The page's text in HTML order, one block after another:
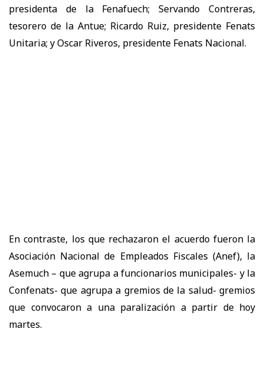
presidenta de la Fenafuech; Servando Contreras,
tesorero de la Antue; Ricardo Ruiz, presidente Fenats
Unitaria; y Oscar Riveros, presidente Fenats Nacional.
En contraste, los que rechazaron el acuerdo fueron la
Asociación Nacional de Empleados Fiscales (Anef), la
Asemuch – que agrupa a funcionarios municipales- y la
Confenats- que agrupa a gremios de la salud- gremios
que convocaron a una paralización a partir de hoy
martes.